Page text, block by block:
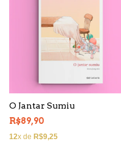
O Jantar Sumiu
R$89,90
12x de R$9,25